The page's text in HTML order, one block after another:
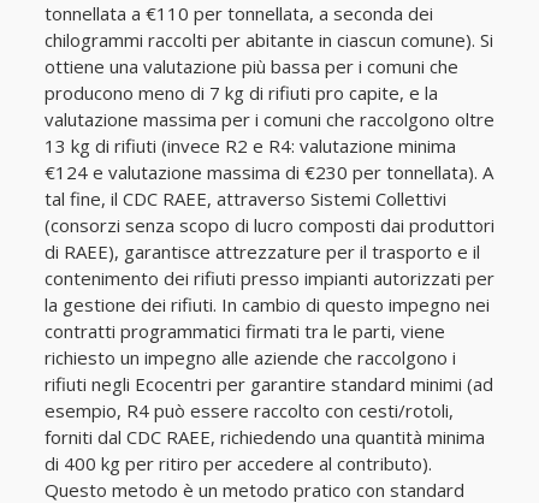
tonnellata a €110 per tonnellata, a seconda dei
chilogrammi raccolti per abitante in ciascun comune). Si
ottiene una valutazione più bassa per i comuni che
producono meno di 7 kg di rifiuti pro capite, e la
valutazione massima per i comuni che raccolgono oltre
13 kg di rifiuti (invece R2 e R4: valutazione minima
€124 e valutazione massima di €230 per tonnellata). A
tal fine, il CDC RAEE, attraverso Sistemi Collettivi
(consorzi senza scopo di lucro composti dai produttori
di RAEE), garantisce attrezzature per il trasporto e il
contenimento dei rifiuti presso impianti autorizzati per
la gestione dei rifiuti. In cambio di questo impegno nei
contratti programmatici firmati tra le parti, viene
richiesto un impegno alle aziende che raccolgono i
rifiuti negli Ecocentri per garantire standard minimi (ad
esempio, R4 può essere raccolto con cesti/rotoli,
forniti dal CDC RAEE, richiedendo una quantità minima
di 400 kg per ritiro per accedere al contributo).
Questo metodo è un metodo pratico con standard